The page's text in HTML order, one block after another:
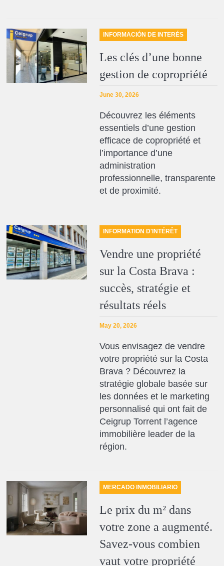
INFORMACIÓN DE INTERÉS
Les clés d’une bonne
gestion de copropriété
June 30, 2026
Découvrez les éléments
essentiels d’une gestion
efficace de copropriété et
l’importance d’une
administration
professionnelle, transparente
et de proximité.
INFORMATION D'INTÉRÊT
Vendre une propriété
sur la Costa Brava :
succès, stratégie et
résultats réels
May 20, 2026
Vous envisagez de vendre
votre propriété sur la Costa
Brava ? Découvrez la
stratégie globale basée sur
les données et le marketing
personnalisé qui ont fait de
Ceigrup Torrent l’agence
immobilière leader de la
région.
MERCADO INMOBILIARIO
Le prix du m² dans
votre zone a augmenté.
Savez-vous combien
vaut votre propriété